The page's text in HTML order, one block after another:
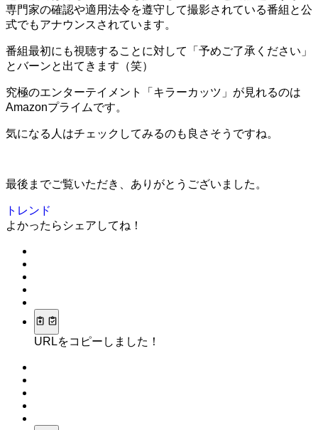
専門家の確認や適用法令を遵守して撮影されている番組と公
式でもアナウンスされています。
番組最初にも視聴することに対して「予めご了承ください」
とバーンと出てきます（笑）
究極のエンターテイメント「キラーカッツ」が見れるのは
Amazonプライムです。
気になる人はチェックしてみるのも良さそうですね。
最後までご覧いただき、ありがとうございました。
トレンド
よかったらシェアしてね！
URLをコピーしました！